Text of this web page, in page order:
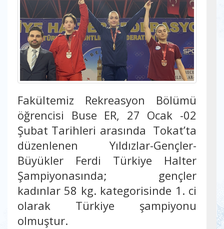
Fakültemiz Rekreasyon Bölümü
öğrencisi Buse ER, 27 Ocak -02
Şubat Tarihleri arasında Tokat’ta
düzenlenen Yıldızlar-Gençler-
Büyükler Ferdi Türkiye Halter
Şampiyonasında; gençler
kadınlar 58 kg. kategorisinde 1. ci
olarak Türkiye şampiyonu
olmuştur.